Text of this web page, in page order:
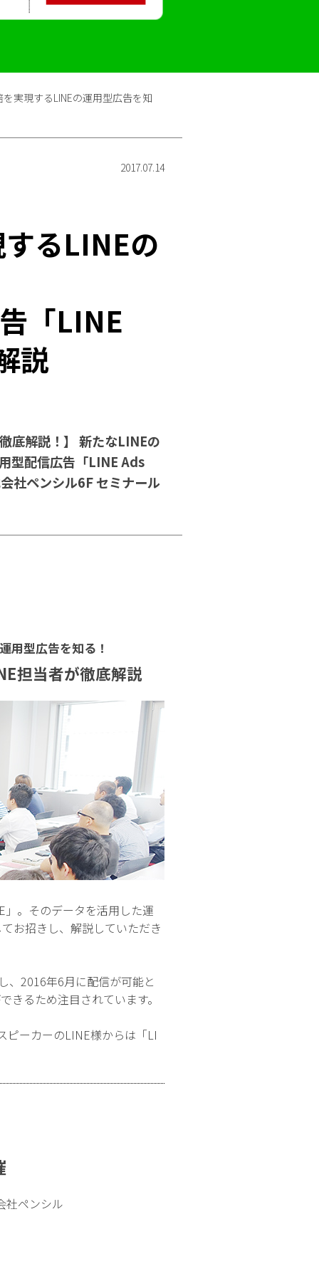
を実現するLINEの運用型広告を知
2017.07.14
るLINEの
「LINE
説
底解説！】 新たなLINEの
型配信広告「LINE Ads
社ペンシル6F セミナール
用型広告を知る！
担当者が徹底解説
。そのデータを活用した運
お招きし、解説していただき
、2016年6月に配信が可能と
るため注目されています。
ピーカーのLINE様からは「LI
社ペンシル